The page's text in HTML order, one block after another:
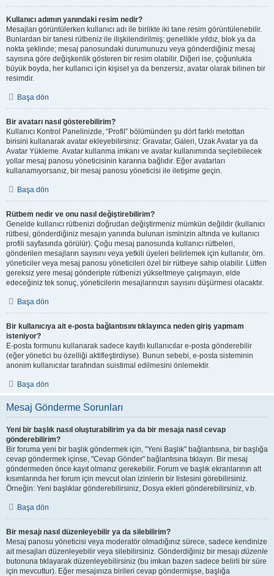
Kullanıcı adımın yanındaki resim nedir?
Mesajları görüntülerken kullanıcı adı ile birlikte iki tane resim görüntülenebilir.
Bunlardan bir tanesi rütbeniz ile ilişkilendirilmiş; genellikle yıldız, blok ya da
nokta şeklinde; mesaj panosundaki durumunuzu veya gönderdiğiniz mesaj
sayısına göre değişkenlik gösteren bir resim olabilir. Diğeri ise, çoğunlukla
büyük boyda, her kullanıcı için kişisel ya da benzersiz, avatar olarak bilinen bir
resimdir.
Başa dön
Bir avatarı nasıl gösterebilirim?
Kullanıcı Kontrol Panelinizde, “Profil” bölümünden şu dört farklı metottan
birisini kullanarak avatar ekleyebilirsiniz: Gravatar, Galeri, Uzak Avatar ya da
Avatar Yükleme. Avatar kullanma imkanı ve avatar kullanımında seçilebilecek
yollar mesaj panosu yöneticisinin kararına bağlıdır. Eğer avatarları
kullanamıyorsanız, bir mesaj panosu yöneticisi ile iletişime geçin.
Başa dön
Rütbem nedir ve onu nasıl değiştirebilirim?
Genelde kullanıcı rütbenizi doğrudan değiştirmeniz mümkün değildir (kullanıcı
rütbesi, gönderdiğiniz mesajın yanında bulunan isminizin altında ve kullanıcı
profili sayfasında görülür). Çoğu mesaj panosunda kullanıcı rütbeleri,
gönderilen mesajların sayısını veya yetkili üyeleri belirlemek için kullanılır, örn.
yöneticiler veya mesaj panosu yöneticileri özel bir rütbeye sahip olabilir. Lütfen
gereksiz yere mesaj gönderipte rütbenizi yükseltmeye çalışmayın, elde
edeceğiniz tek sonuç, yöneticilerin mesajlarınızın sayısını düşürmesi olacaktır.
Başa dön
Bir kullanıcıya ait e-posta bağlantısını tıklayınca neden giriş yapmam
isteniyor?
E-posta formunu kullanarak sadece kayıtlı kullanıcılar e-posta gönderebilir
(eğer yönetici bu özelliği aktifleştirdiyse). Bunun sebebi, e-posta sisteminin
anonim kullanıcılar tarafından suistimal edilmesini önlemektir.
Başa dön
Mesaj Gönderme Sorunları
Yeni bir başlık nasıl oluşturabilirim ya da bir mesaja nasıl cevap
gönderebilirim?
Bir foruma yeni bir başlık göndermek için, "Yeni Başlık" bağlantısına, bir başlığa
cevap göndermek içinse, "Cevap Gönder" bağlantısına tıklayın. Bir mesaj
göndermeden önce kayıt olmanız gerekebilir. Forum ve başlık ekranlarının alt
kısımlarında her forum için mevcut olan izinlerin bir listesini görebilirsiniz.
Örneğin: Yeni başlıklar gönderebilirsiniz, Dosya ekleri gönderebilirsiniz, v.b.
Başa dön
Bir mesajı nasıl düzenleyebilir ya da silebilirim?
Mesaj panosu yöneticisi veya moderatör olmadığınız sürece, sadece kendinize
ait mesajları düzenleyebilir veya silebilirsiniz. Gönderdiğiniz bir mesajı düzenle
butonuna tıklayarak düzenleyebilirsiniz (bu imkan bazen sadece belirli bir süre
için mevcuttur). Eğer mesajınıza birileri cevap göndermişse, başlığa